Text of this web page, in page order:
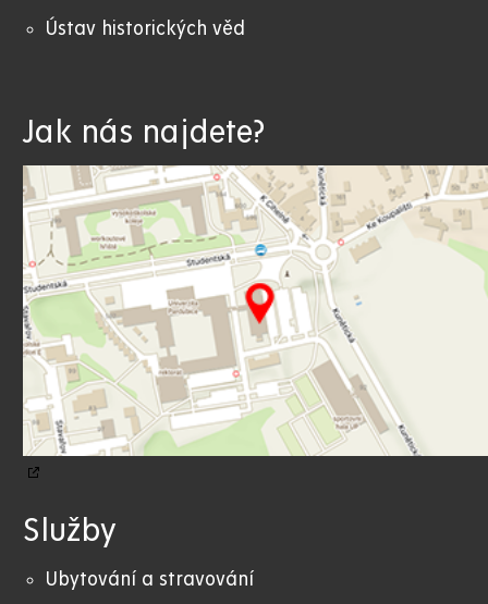
Ústav historických věd
Jak nás najdete?
Služby
Ubytování a stravování